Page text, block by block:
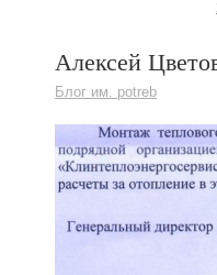
Алексей
Блог им. potreb